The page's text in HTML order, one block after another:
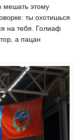
мешать этому
ты охотишься
на тебя. Голиаф
а пацан